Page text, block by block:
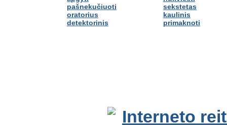
pašnekučiuoti
oratorius
detektorinis
sekstetas
kaulinis
primaknoti